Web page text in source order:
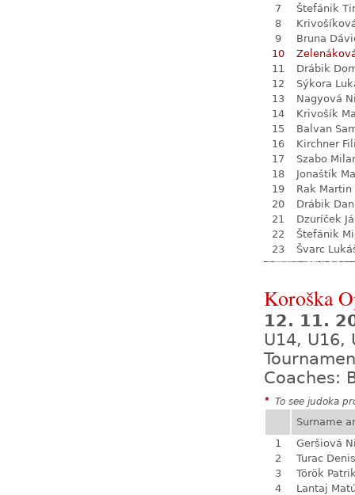
7
Štefánik
8
9
Bruna
10
11
Drábik
12
Sýkora
13
Nagyová
14
Krivošík
15
Balvan
16
Kirchner
17
Szabo
18
Jonaštík
19
Rak Martin
20
Drábik
21
Dzuríček
22
Štefánik
23
Švarc
Koroška
12. 11.
U14, U16,
Coaches:
* To see judoka
Surname
1
Geršiová
2
Turac Denis
3
Török
4
Lantaj